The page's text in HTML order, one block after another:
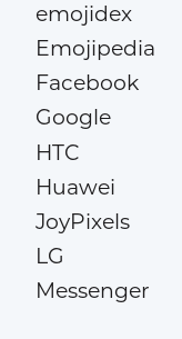
emojidex
Emojipedia
Facebook
Google
HTC
Huawei
JoyPixels
LG
Messenger